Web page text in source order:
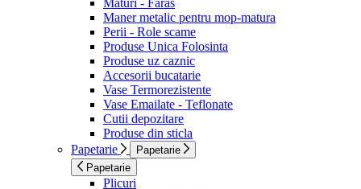
Maturi - Faras
Maner metalic pentru mop-matura
Perii - Role scame
Produse Unica Folosinta
Produse uz caznic
Accesorii bucatarie
Vase Termorezistente
Vase Emailate - Teflonate
Cutii depozitare
Produse din sticla
Papetarie
Papetarie
Papetarie
Plicuri